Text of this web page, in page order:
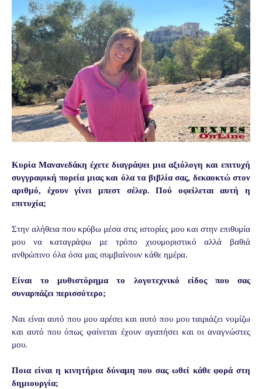
Κυρία Μανανεδάκη έχετε διαγράψει μια αξιόλογη και επιτυχή
συγγραφική πορεία μιας και όλα τα βιβλία σας, δεκαοκτώ στον
αριθμό, έχουν γίνει μπεστ σέλερ. Πού οφείλεται αυτή η
επιτυχία;
Στην αλήθεια που κρύβω μέσα στις ιστορίες μου και στην επιθυμία
μου να καταγράψω με τρόπο χιουμοριστικό αλλά βαθιά
ανθρώπινο όλα όσα μας συμβαίνουν κάθε ημέρα.
Είναι το μυθιστόρημα το λογοτεχνικό είδος που σας
συναρπάζει περισσότερο;
Ναι είναι αυτό που μου αρέσει και αυτό που μου ταιριάζει νομίζω
και αυτό που όπως φαίνεται έχουν αγαπήσει και οι αναγνώστες
μου.
Ποια είναι η κινητήρια δύναμη που σας ωθεί κάθε φορά στη
δημιουργία;